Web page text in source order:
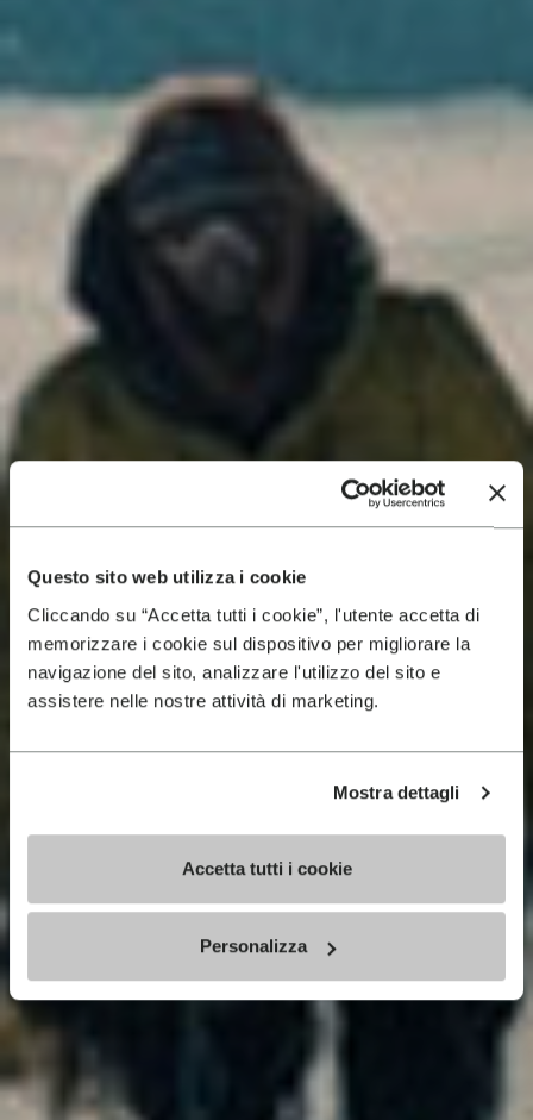
Questo sito web utilizza i cookie
Cliccando su “Accetta tutti i cookie”, l'utente accetta di
memorizzare i cookie sul dispositivo per migliorare la
navigazione del sito, analizzare l'utilizzo del sito e
assistere nelle nostre attività di marketing.
Mostra dettagli
Accetta tutti i cookie
Personalizza